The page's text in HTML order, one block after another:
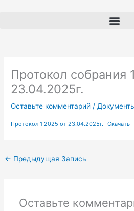
Протокол собрания
23.04.2025г.
Оставьте комментарий /
Протокол 1 2025 от 23.04.2025г. Скачать
← Предыдущая Запись
Оставьте